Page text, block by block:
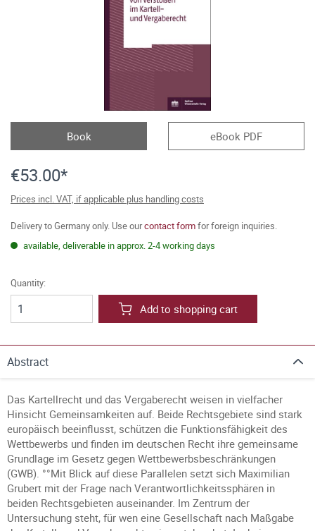
Book eBook PDF
€53.00*
Prices incl. VAT, if applicable plus handling costs
Delivery to Germany only. Use ourcontact formfor foreign inquiries.
available, deliverable in approx. 2-4 working days
Quantity:
Add to shopping cart
Abstract
Das Kartellrecht und das Vergaberecht weisen in vielfacher
Hinsicht Gemeinsamkeiten auf. Beide Rechtsgebiete sind stark
europäisch beeinflusst, schützen die Funktionsfähigkeit des
Wettbewerbs und finden im deutschen Recht ihre gemeinsame
Grundlage im Gesetz gegen Wettbewerbsbeschränkungen
(GWB). °°Mit Blick auf diese Parallelen setzt sich Maximilian
Grubert mit der Frage nach Verantwortlichkeitssphären in
beiden Rechtsgebieten auseinander. Im Zentrum der
Untersuchung steht, für wen eine Gesellschaft nach Maßgabe